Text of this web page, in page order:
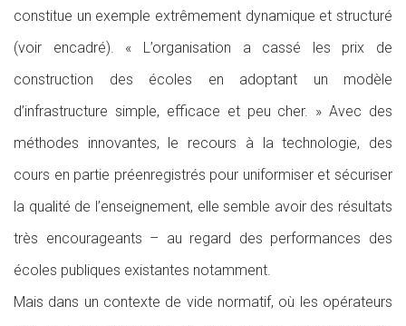
constitue un exemple extrêmement dynamique et structuré
(voir encadré). « L’organisation a cassé les prix de
construction des écoles en adoptant un modèle
d’infrastructure simple, efficace et peu cher. » Avec des
méthodes innovantes, le recours à la technologie, des
cours en partie préenregistrés pour uniformiser et sécuriser
la qualité de l’enseignement, elle semble avoir des résultats
très encourageants – au regard des performances des
écoles publiques existantes notamment.
Mais dans un contexte de vide normatif, où les opérateurs